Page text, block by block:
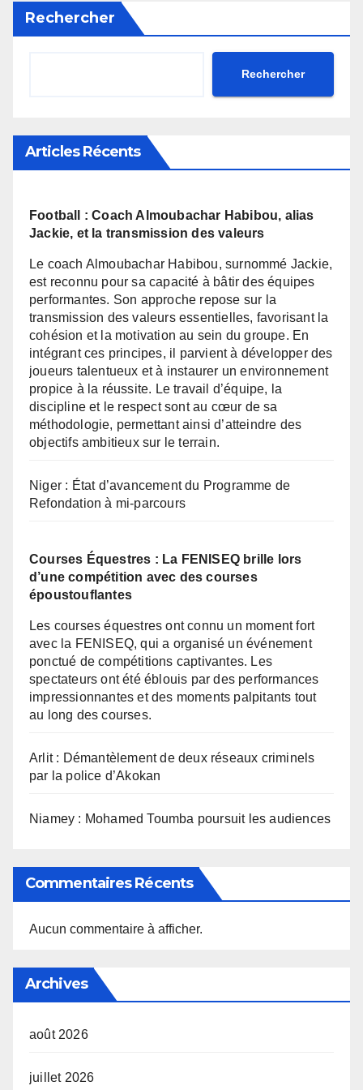
FENIFOOT a réaffirmé son
engagement envers
l’amélioration de ses
Rechercher
Rechercher
Articles Récents
Football : Coach Almoubachar Habibou, alias
Jackie, et la transmission des valeurs
Le coach Almoubachar Habibou, surnommé Jackie,
est reconnu pour sa capacité à bâtir des équipes
performantes. Son approche repose sur la
transmission des valeurs essentielles, favorisant la
cohésion et la motivation au sein du groupe. En
intégrant ces principes, il parvient à développer des
joueurs talentueux et à instaurer un environnement
propice à la réussite. Le travail d’équipe, la
discipline et le respect sont au cœur de sa
méthodologie, permettant ainsi d’atteindre des
objectifs ambitieux sur le terrain.
Niger : État d’avancement du Programme de
Refondation à mi-parcours
Courses Équestres : La FENISEQ brille lors
d’une compétition avec des courses
époustouflantes
Les courses équestres ont connu un moment fort
avec la FENISEQ, qui a organisé un événement
ponctué de compétitions captivantes. Les
spectateurs ont été éblouis par des performances
impressionnantes et des moments palpitants tout
au long des courses.
Arlit : Démantèlement de deux réseaux criminels
par la police d’Akokan
Niamey : Mohamed Toumba poursuit les audiences
Commentaires Récents
Aucun commentaire à afficher.
Archives
août 2026
juillet 2026